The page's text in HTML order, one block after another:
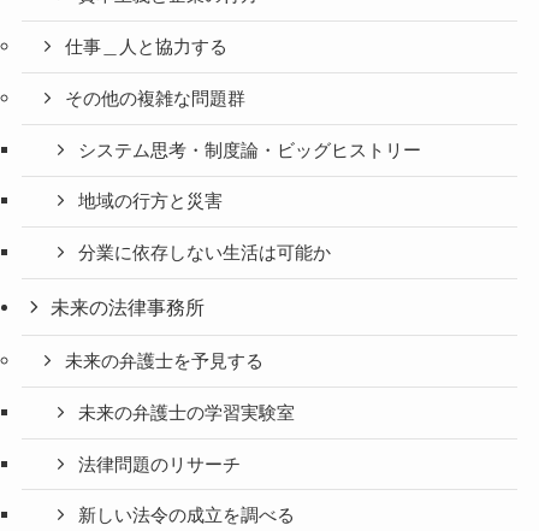
仕事＿人と協力する
その他の複雑な問題群
システム思考・制度論・ビッグヒストリー
地域の行方と災害
分業に依存しない生活は可能か
未来の法律事務所
未来の弁護士を予見する
未来の弁護士の学習実験室
法律問題のリサーチ
新しい法令の成立を調べる